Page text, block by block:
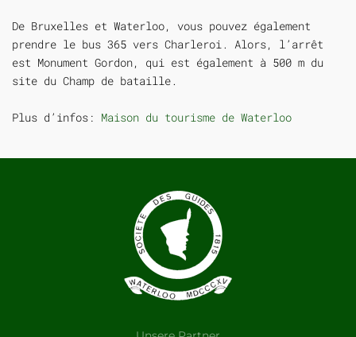
De Bruxelles et Waterloo, vous pouvez également
prendre le bus 365 vers Charleroi. Alors, l’arrêt
est Monument Gordon, qui est également à 500 m du
site du Champ de bataille.
Plus d’infos: Maison du tourisme de Waterloo